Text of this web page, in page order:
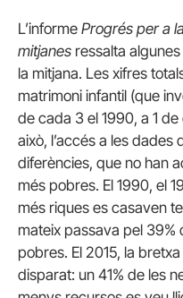
L’informe Progrés per a
mitjanes ressalta
la mitjana. Les xifres
matrimoni infantil (que
de cada 3 el 1990, a 1
això, l’accés a les
diferències, que no han
més pobres. El 1990, el
més riques es casaven
mateix passava pel 39%
pobres. El 2015, la
disparat: un 41% de les